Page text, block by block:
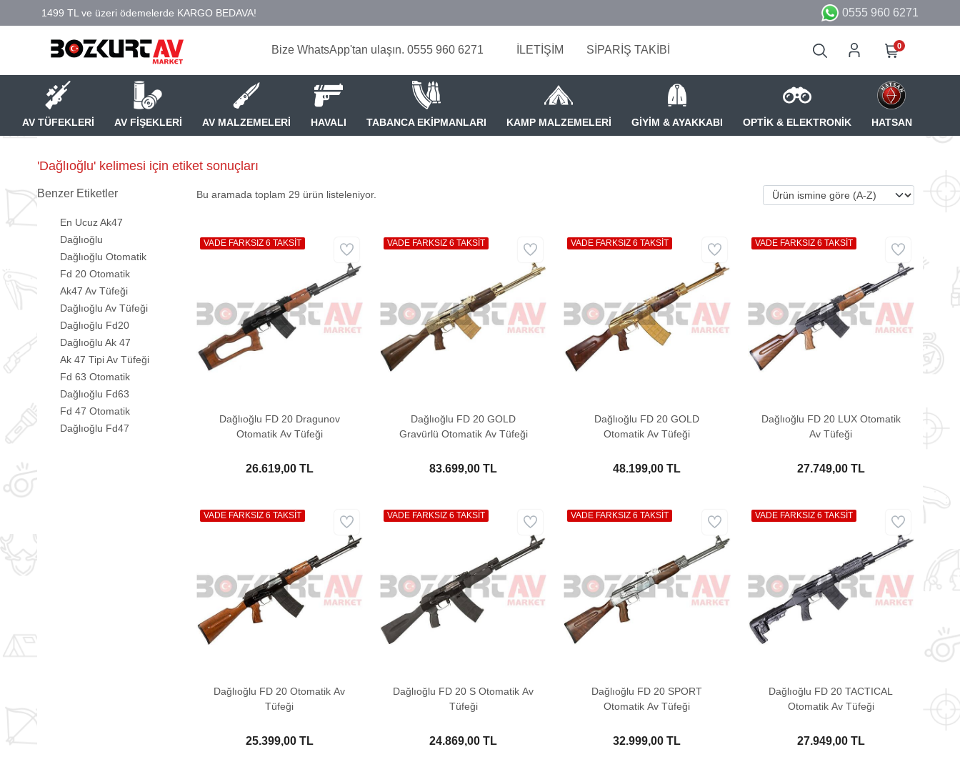
0555 960 6271
Bize WhatsApp'tan ulaşın. 0555 960 6271 İLETİŞİM SİPARİŞ TAKİBİ 0
AV TÜFEKLERİ AV FİŞEKLERİ AV MALZEMELERİ HAVALI TABANCA EKİPMANLARI KAMP MALZEMELERİ GİYİM & AYAKKABI OPTİK & ELEKTRONİK HATSAN
'Dağlıoğlu' kelimesi için etiket sonuçları
Benzer Etiketler
En Ucuz Ak47
Dağlıoğlu
Dağlıoğlu Otomatik
Fd 20 Otomatik
Ak47 Av Tüfeği
Dağlıoğlu Av Tüfeği
Dağlıoğlu Fd20
Dağlıoğlu Ak 47
Ak 47 Tipi Av Tüfeği
Fd 63 Otomatik
Dağlıoğlu Fd63
Fd 47 Otomatik
Dağlıoğlu Fd47
Bu aramada toplam 29 ürün listeleniyor.
Dağlıoğlu FD 20 Dragunov
Otomatik Av Tüfeği
26.619,00 TL
VADE FARKSIZ 6 TAKSİT
Dağlıoğlu FD 20 GOLD
Gravürlü Otomatik Av Tüfeği
83.699,00 TL
VADE FARKSIZ 6 TAKSİT
Dağlıoğlu FD 20 GOLD
Otomatik Av Tüfeği
48.199,00 TL
VADE FARKSIZ 6 TAKSİT
Dağlıoğlu FD 20 LUX Otomatik
Av Tüfeği
27.749,00 TL
VADE FARKSIZ 6 TAKSİT
Dağlıoğlu FD 20 Otomatik Av
Tüfeği
25.399,00 TL
VADE FARKSIZ 6 TAKSİT
Dağlıoğlu FD 20 S Otomatik Av
Tüfeği
24.869,00 TL
VADE FARKSIZ 6 TAKSİT
Dağlıoğlu FD 20 SPORT
Otomatik Av Tüfeği
32.999,00 TL
VADE FARKSIZ 6 TAKSİT
Dağlıoğlu FD 20 TACTICAL
Otomatik Av Tüfeği
27.949,00 TL
VADE FARKSIZ 6 TAKSİT